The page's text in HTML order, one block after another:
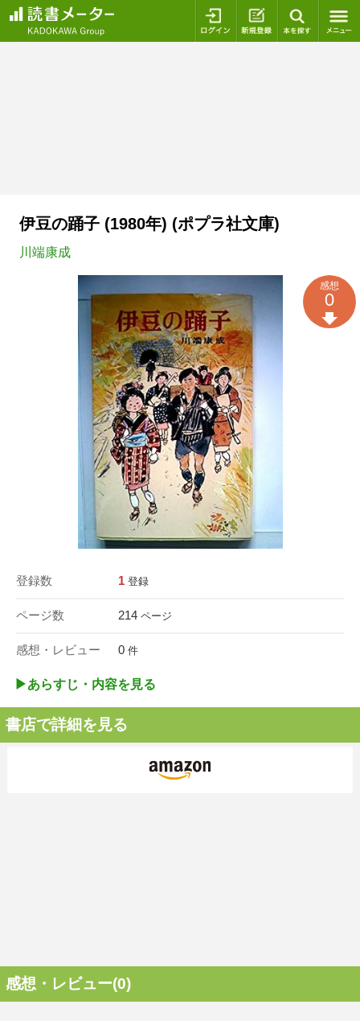
ログイン 新規登録
伊豆の踊子 (1980年) (ポプラ社文庫)
川端康成
登録数 1 登録
ページ数 214 ページ
感想・レビュー 0 件
感想
0
▶︎あらすじ・内容を見る
書店で詳細を見る
感想・レビュー(0)